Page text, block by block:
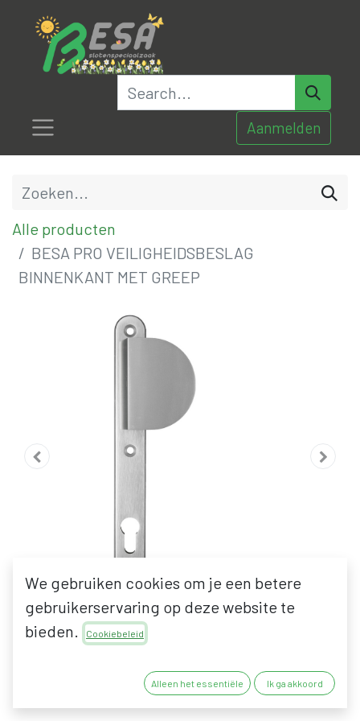
Aanmelden
Alle producten
BESA PRO VEILIGHEIDSBESLAG
BINNENKANT MET GREEP
VEILIGHEIDSBESLAG
We gebruiken cookies om je een betere
gebruikerservaring op deze website te
bieden.
Cookiebeleid
Alleen het essentiële Ik ga akkoord